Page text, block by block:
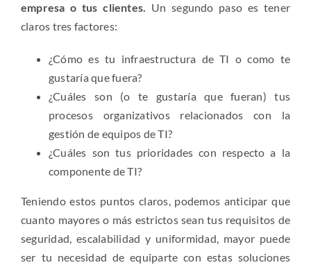
empresa o tus clientes. Un segundo paso es tener
claros tres factores:
¿Cómo es tu infraestructura de TI o como te
gustaría que fuera?
¿Cuáles son (o te gustaría que fueran) tus
procesos organizativos relacionados con la
gestión de equipos de TI?
¿Cuáles son tus prioridades con respecto a la
componente de TI?
Teniendo estos puntos claros, podemos anticipar que
cuanto mayores o más estrictos sean tus requisitos de
seguridad, escalabilidad y uniformidad, mayor puede
ser tu necesidad de equiparte con estas soluciones